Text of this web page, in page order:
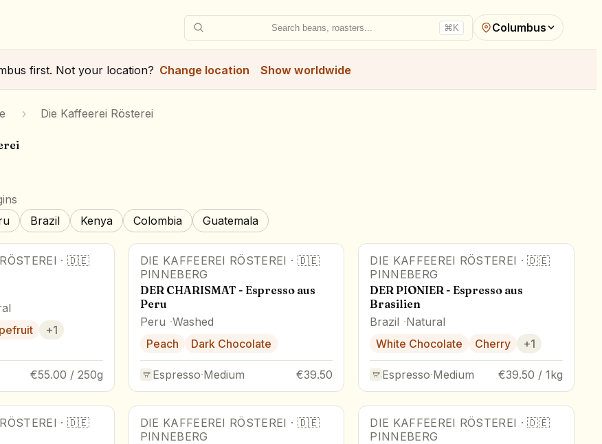
Search beans, roasters... ⌘K Columbus
first. Not your location? Change location Show worldwide
› Die Kaffeerei Rösterei
Brazil Kenya Colombia Guatemala
·🇩🇪
+1
€55.00 / 250g
DIE KAFFEEREI RÖSTEREI · 🇩🇪
PINNEBERG
DER CHARISMAT - Espresso aus
Peru
Peru Washed
Peach
Dark Chocolate
Espresso·Medium €39.50
DIE KAFFEEREI RÖSTEREI ·🇩🇪
PINNEBERG
DER PIONIER - Espresso aus
Brasilien
Brazil Natural
White Chocolate
Cherry +1
Espresso·Medium €39.50 / 1kg
·🇩🇪
DIE KAFFEEREI RÖSTEREI · 🇩🇪
PINNEBERG
DIE KAFFEEREI RÖSTEREI ·🇩🇪
PINNEBERG